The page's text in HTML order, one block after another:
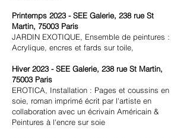
Printemps 2023 -SEE Galerie, 238 rue St
Martin, 75003 Paris
JARDIN EXOTIQUE, Ensemble de peintures :
Acrylique, encres et fards sur toile,
Hiver 2023 -SEE Galerie, 238 rue St Martin,
75003 Paris
EROTICA, Installation : Pages et coussins en
soie, roman imprimé écrit par l'artiste en
collaboration avec un écrivain Américain &
Peintures à l'encre sur soie